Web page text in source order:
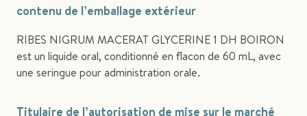
contenu de l’emballage extérieur
RIBES NIGRUM MACERAT GLYCERINE 1 DH BOIRON
est un liquide oral, conditionné en flacon de 60 mL, avec
une seringue pour administration orale.
Titulaire de l’autorisation de mise sur le marché